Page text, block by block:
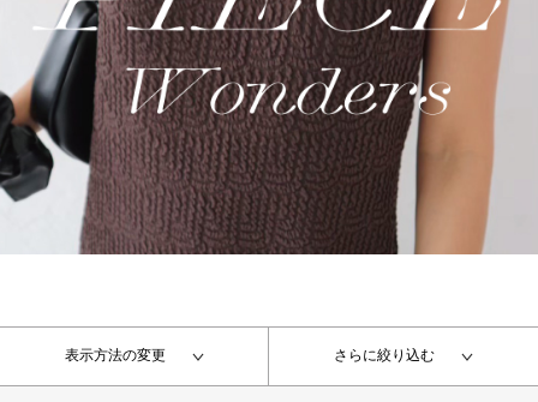
表示方法の変更 さらに絞り込む